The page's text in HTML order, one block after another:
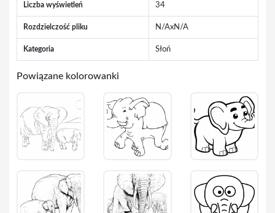
Liczba wyświetleń 34
Rozdzielczość pliku N/AxN/A
Kategoria Słoń
Powiązane kolorowanki